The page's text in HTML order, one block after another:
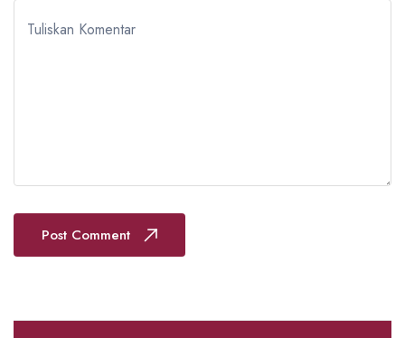
Tuliskan Komentar
Post Comment